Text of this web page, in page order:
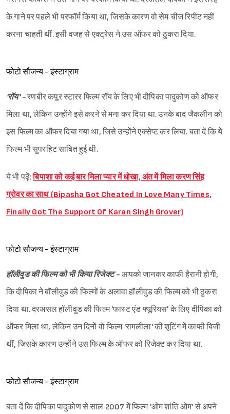
के गाने पर पहले भी परफॉर्म किया था, जिसके कारण वो सेम चीज रिपीट नहीं
करना चाहती थीं. इसी वजह से एक्ट्रेस ने उस ऑफर को ठुकरा दिया.
फोटो सौजन्य - इंस्टाग्राम
'रॉय' -रणबीर कपूर स्टारर फिल्म रॉय के लिए भी दीपिका पादुकोण को ऑफर
मिला था, लेकिन उन्होंने इसे करने से मना कर दिया था. उनके बाद जैकलीन को
इस फिल्म का ऑफर दिया गया था, जिसे उन्होंने एक्सेप्ट कर लिया. बता दें कि ये
फिल्म भी सुपरहिट साबित हुई थी.
ये भी पढ़ें:बिपाशा को कई बार मिला प्यार में धोखा, अंत में मिला करण सिंह
ग्रोवर का साथ (Bipasha Got Cheated In Love Many Times,
Finally Got The Support Of Karan Singh Grover)
फोटो सौजन्य - इंस्टाग्राम
हॉलीवुड की फिल्म को भी किया रिजेक्ट - आपको जानकर काफी हैरानी होगी,
कि दीपिका ने बॉलीवुड की फिल्मों के अलावा हॉलीवुड की फिल्म को भी ठुकरा
दिया था. दरअसल हॉलीवुड की फिल्म 'फास्ट एंड फ्यूरियस' के लिए दीपिका को
ऑफर मिला था, लेकिन उन दिनों वो फिल्म 'रामलीला' की शूटिंग में काफी बिजी
थीं, जिसके कारण उन्होंने उस फिल्म के ऑफर को रिजेक्ट कर दिया था.
फोटो सौजन्य - इंस्टाग्राम
बता दें कि दीपिका पादुकोण से साल 2007 में फिल्म 'ओम शांति ओम' से अपने